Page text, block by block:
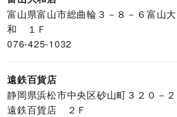
富山県富山市総曲輪３－８－６富山大
和 １Ｆ
076-425-1032
遠鉄百貨店
静岡県浜松市中央区砂山町３２０－２
遠鉄百貨店 ２Ｆ